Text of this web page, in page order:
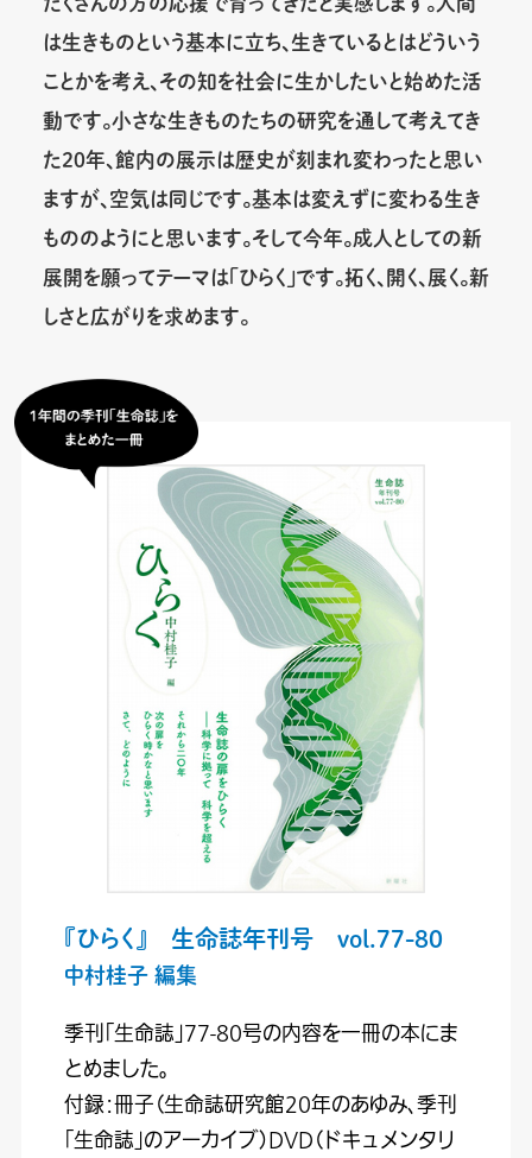
は生きものという基本に立ち、生きているとはどういう
ことかを考え、その知を社会に生かしたいと始めた活
動です。小さな生きものたちの研究を通して考えてき
た20年、館内の展示は歴史が刻まれ変わったと思い
ますが、空気は同じです。基本は変えずに変わる生き
もののようにと思います。そして今年。成人としての新
展開を願ってテーマは「ひらく」です。拓く、開く、展く。新
しさと広がりを求めます。
『ひらく』 生命誌年刊号 vol.77-80
中村桂子 編集
季刊「生命誌」77-80号の内容を一冊の本にま
とめました。
付録：冊子（生命誌研究館20年のあゆみ、季刊
「生命誌」のアーカイブ）DVD（ドキュメンタリ